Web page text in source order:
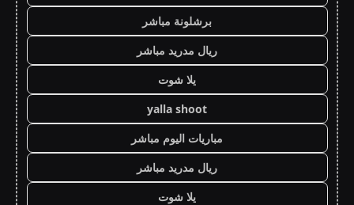
برشلونة مباشر
ريال مدريد مباشر
يلا شوت
yalla shoot
مباريات اليوم مباشر
ريال مدريد مباشر
يلا شوت